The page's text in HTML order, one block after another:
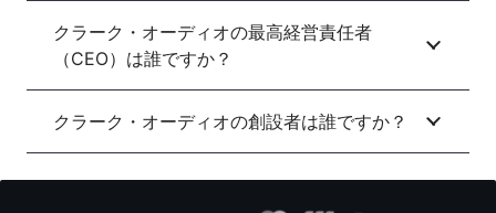
クラーク・オーディオの最高経営責任者
（CEO）は誰ですか？
クラーク・オーディオの創設者は誰ですか？